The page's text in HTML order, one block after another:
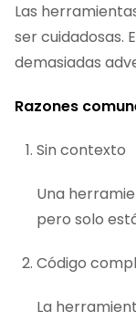
Las
ser cuidadosas.
demasiadas
Razones
Sin contexto
Una
pero solo
Código
La